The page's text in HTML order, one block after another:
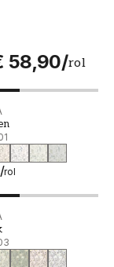
58,90/rol
/rol
- 1039801-01
- 1060501-03